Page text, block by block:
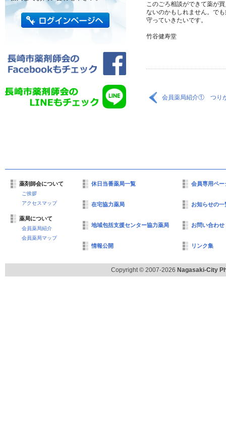
このごろ相談ができて薬が
ないのかもしれません。で
守っていきたいです。
竹谷健寿堂
会員薬局紹介① つり
薬剤師会について
ご挨拶
アクセスマップ
薬局について
会員薬局紹介
会員薬局マップ
休日当番薬局一覧
在宅協力薬局
地域包括支援センター協力薬局
情報公開
会員専用ペー
お知らせの一
お問い合わせ
リンク集
Copyright © 2007-2026 Nagasaki-City